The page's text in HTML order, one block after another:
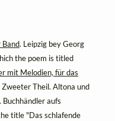
Band. Leipzig bey Georg
the poem is titled
mit Melodien, für das
Zweeter Theil. Altona und
aufs
title "Das schlafende